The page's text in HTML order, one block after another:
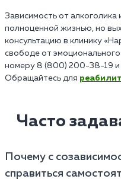
Зависимость от
полноценной жизнью, но
консультацию в клинику
свободе от
номеру 8 (800) 200-38-19 и
Обращайтесь для
Часто
Почему с
справиться